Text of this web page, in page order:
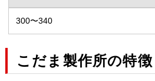
300〜340
こだま製作所の特徴